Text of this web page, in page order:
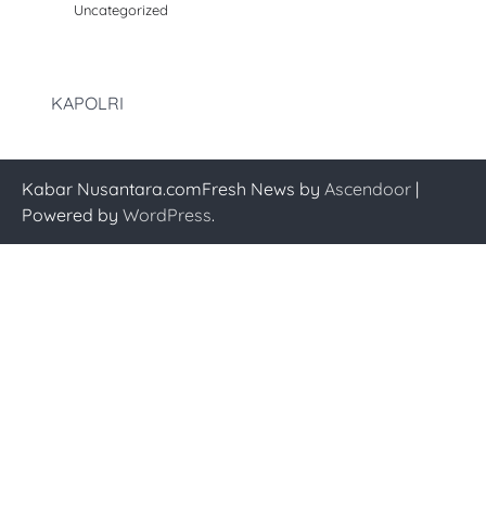
Uncategorized
KAPOLRI
Kabar Nusantara.comFresh News by Ascendoor |
Powered by WordPress.